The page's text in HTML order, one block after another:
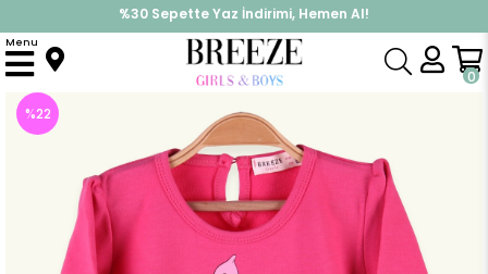
%30 Sepette Yaz İndirimi, Hemen Al!
İndirimlere ek %10 İndirimi Kap, Hemen Üye Ol!
0
Menu
Anasayfa Elbise Modelleri Uzun Kol Elbise
%22